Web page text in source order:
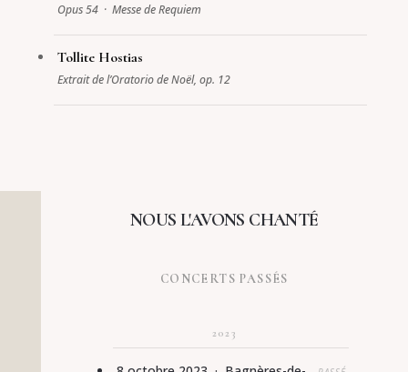
Opus 54 · Messe de Requiem
Tollite Hostias
Extrait de l’Oratorio de Noël, op. 12
NOUS L'AVONS CHANTÉ
CONCERTS PASSÉS
2023